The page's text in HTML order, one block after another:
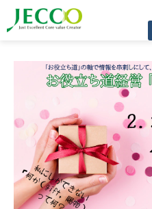
ジェッ
イン
セミナー・
公開